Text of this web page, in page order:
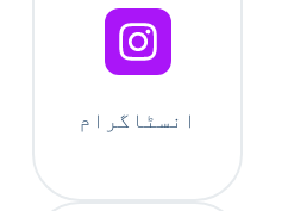
انسٹاگرام